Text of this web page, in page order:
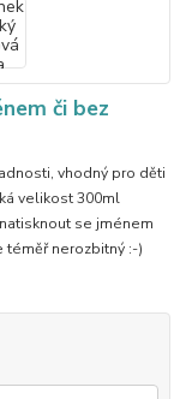
či bez
vhodný pro děti
velikost 300ml
se jménem
téměř nerozbitný :-)